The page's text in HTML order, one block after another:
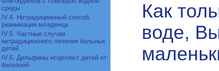
среды
IV.4. Нетрадиционный способ
реанимации младенца
IV.5. Частные случаи
нетрадиционного лечения больных
детей
IV.6. Дельфины исцеляют детей от
болезней
Как
воде,